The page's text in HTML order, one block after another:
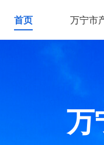
首页 万宁市
万